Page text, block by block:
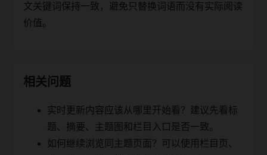
文关键词保持一致，避免只替换词语而没有实际阅读
价值。
相关问题
实时更新内容应该从哪里开始看？建议先看标
题、摘要、主题图和栏目入口是否一致。
如何继续浏览同主题页面？可以使用栏目页、